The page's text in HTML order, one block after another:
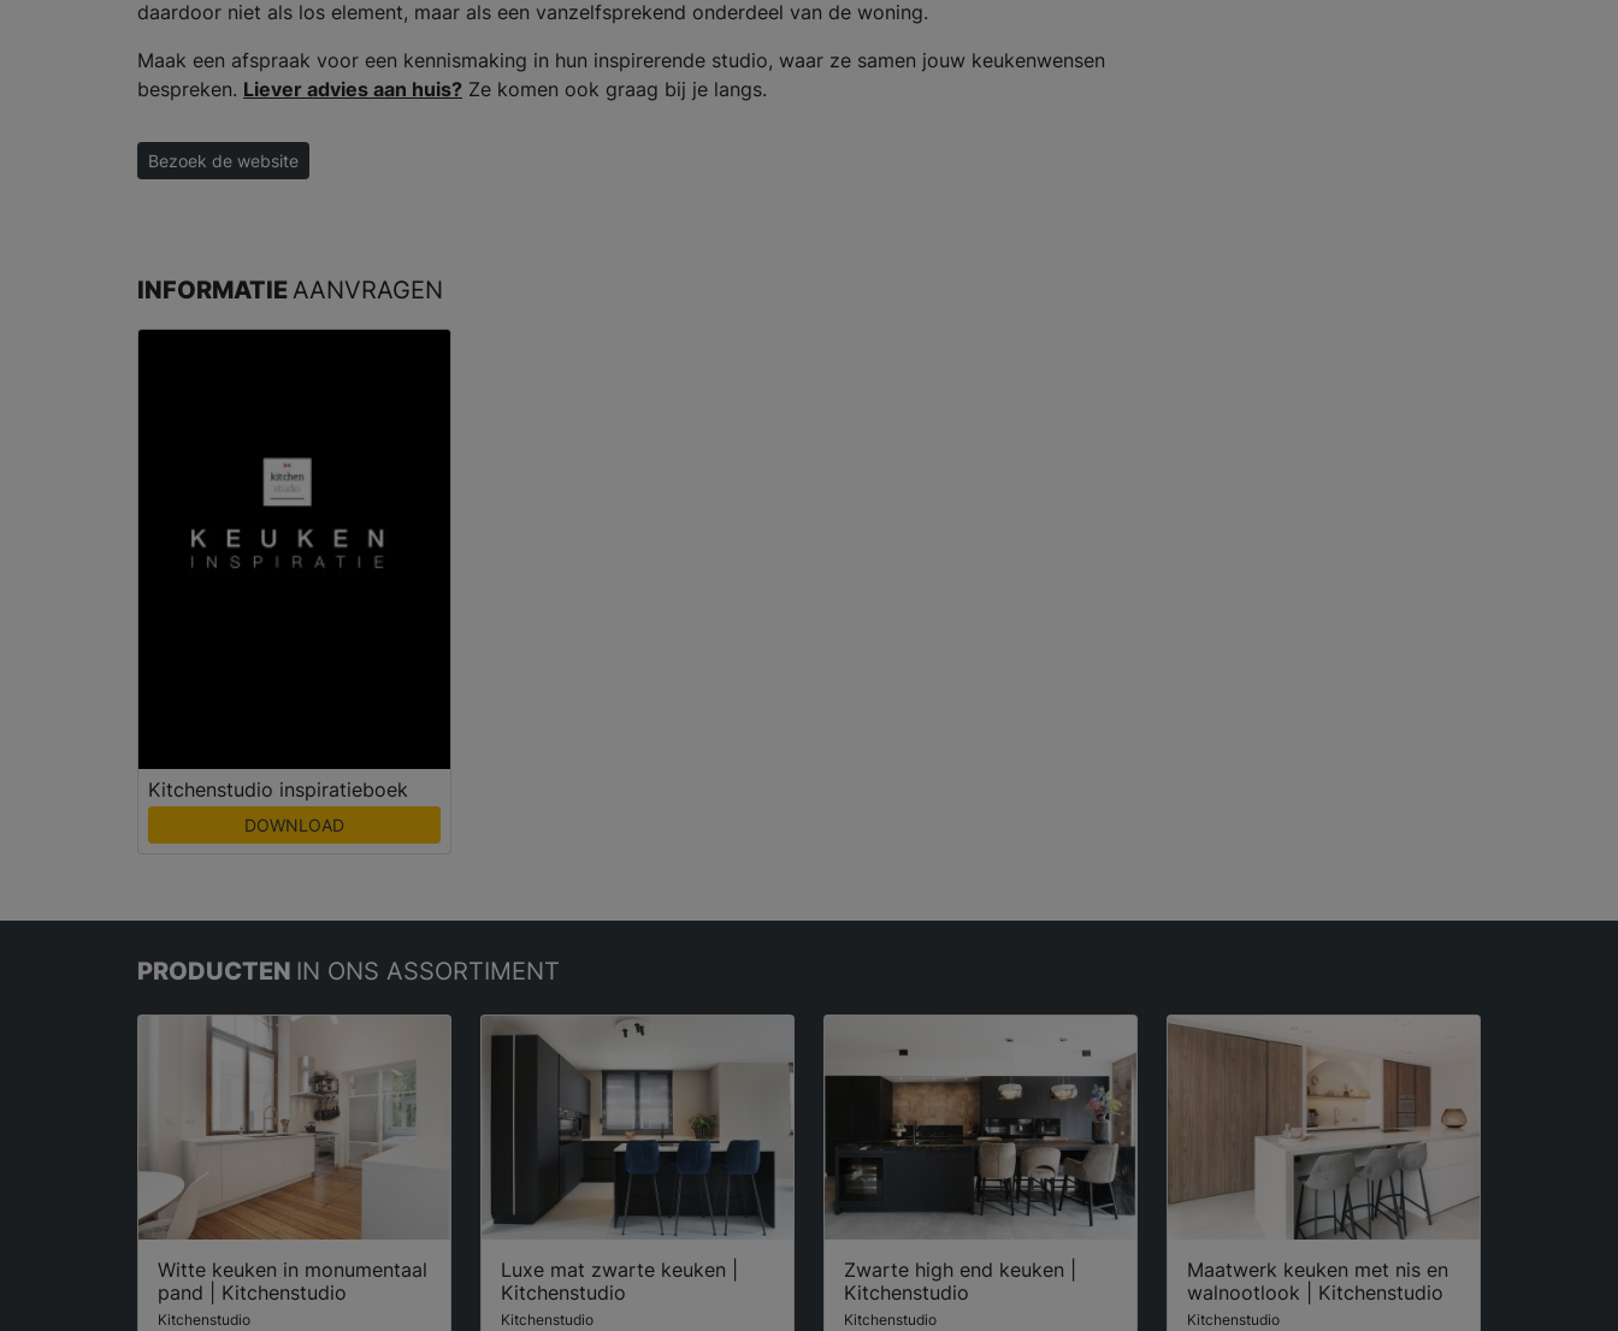
daardoor niet als los element, maar als een vanzelfsprekend onderdeel van de woning.
Maak een afspraak voor een kennismaking in hun inspirerende studio, waar ze samen jouw keukenwensen
bespreken. Liever advies aan huis? Ze komen ook graag bij je langs.
Bezoek de website
INFORMATIE AANVRAGEN
Kitchenstudio inspiratieboek
DOWNLOAD
PRODUCTEN IN ONS ASSORTIMENT
Witte keuken in monumentaal
pand | Kitchenstudio
Kitchenstudio
Luxe mat zwarte keuken |
Kitchenstudio
Kitchenstudio
Zwarte high end keuken |
Kitchenstudio
Kitchenstudio
Maatwerk keuken met nis en
walnootlook | Kitchenstudio
Kitchenstudio